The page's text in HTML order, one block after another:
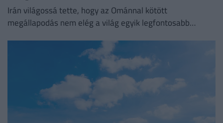
Irán világossá tette, hogy az Ománnal kötött
megállapodás nem elég a világ egyik legfontosabb